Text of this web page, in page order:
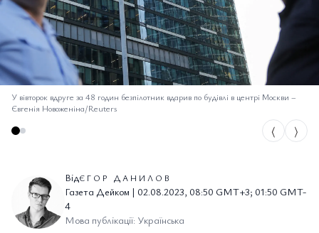
У вівторок вдруге за 48 годин безпілотник вдарив по будівлі в центрі Москви –
Євгенія Новоженіна/Reuters
⟨ ⟩
ВідЄГОР ДАНИЛОВ
Газета Дейком | 02.08.2023, 08:50 GMT+3; 01:50 GMT-
4
Мова публікації: Українська